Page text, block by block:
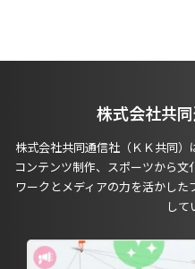
株式会社共
株式会社共同通信社（ＫＫ共同
コンテンツ制作、スポーツから
ワークとメディアの力を活かし
して